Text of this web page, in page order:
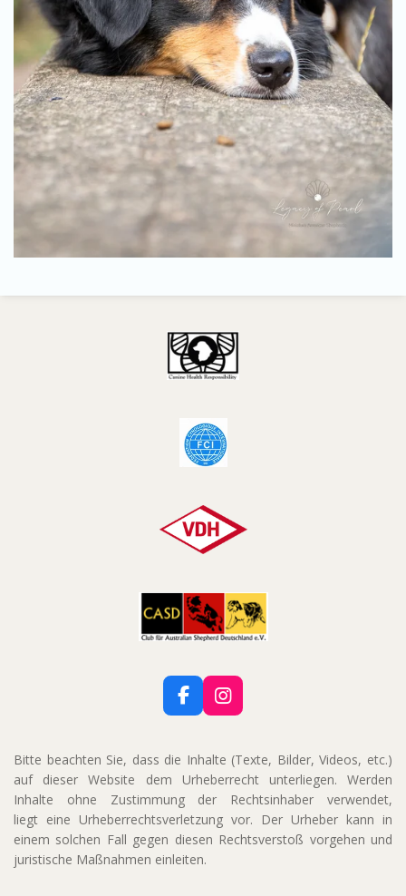
F
a
e
b
o
o
k
I
n
t
a
a
m
Bitte beachten Sie, dass die Inhalte (Texte, Bilder, Videos, etc.)
auf dieser Website dem Urheberrecht unterliegen. Werden
Inhalte ohne Zustimmung der Rechtsinhaber verwendet,
liegt eine Urheberrechtsverletzung vor. Der Urheber kann in
einem solchen Fall gegen diesen Rechtsverstoß vorgehen und
juristische Maßnahmen einleiten.